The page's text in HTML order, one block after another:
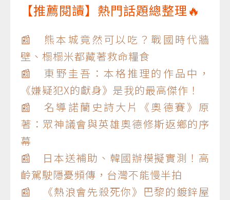
【推薦閱讀】熱門話題總整理🔥
📰 熊本城竟然可以吃？戰國時代牆
壁、榻榻米都藏著救命糧食
📰 東野圭吾：本格推理的作品中，
《嫌疑犯X的獻身》是我的最高傑作！
📰 名導諾蘭史詩大片《奧德賽》原
著：眾神議會與英雄奧德修斯返鄉的序
幕
📰 日本送補助、韓國辦模擬實測！高
齡駕駛隱憂頻傳，台灣不能慢半拍
📰 《熱浪會先殺死你》巴黎的鍍鋅屋